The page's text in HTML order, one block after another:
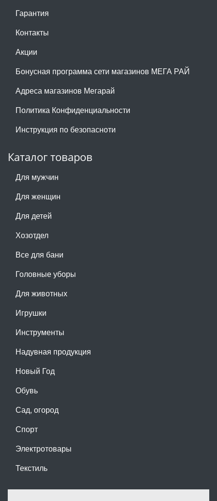
Гарантия
Контакты
Акции
Бонусная программа сети магазинов МЕГА РАЙ
Адреса магазинов Мегарай
Политика Конфиденциальности
Инструкция по безопасноти
Каталог товаров
Для мужчин
Для женщин
Для детей
Хозотдел
Все для бани
Головные уборы
Для животных
Игрушки
Инструменты
Надувная продукция
Новый Год
Обувь
Сад, огород
Спорт
Электротовары
Текстиль